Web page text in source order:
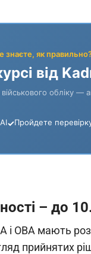
– до
ОВА мають
прийнятих